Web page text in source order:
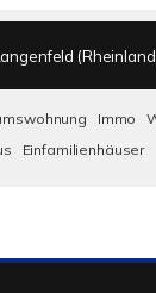
Immo
Einfamilienhäuser